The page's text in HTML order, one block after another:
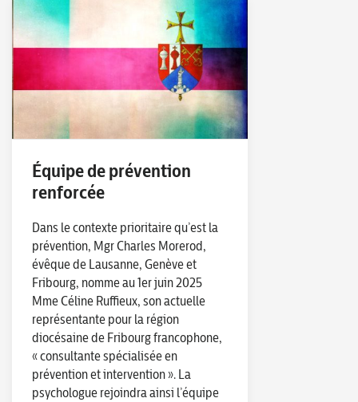
Équipe de prévention
renforcée
Dans le contexte prioritaire qu’est la
prévention, Mgr Charles Morerod,
évêque de Lausanne, Genève et
Fribourg, nomme au 1er juin 2025
Mme Céline Ruffieux, son actuelle
représentante pour la région
diocésaine de Fribourg francophone,
« consultante spécialisée en
prévention et intervention ». La
psychologue rejoindra ainsi l’équipe